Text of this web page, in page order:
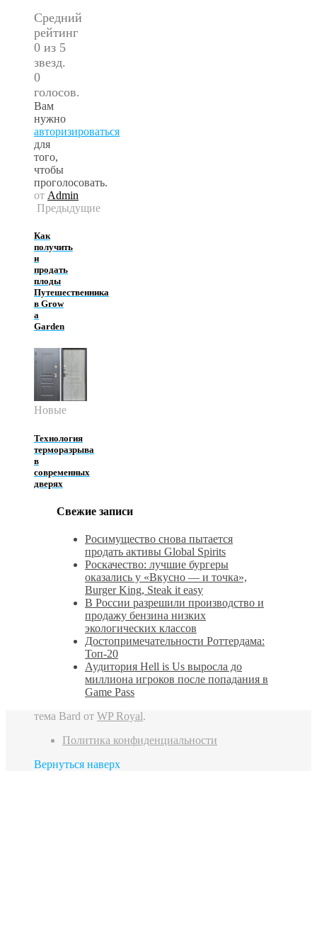
Средний
рейтинг
0 из 5
звезд.
0
голосов.
Вам
нужно
авторизироваться
для
того,
чтобы
проголосовать.
от Admin
Предыдущие
Как
получить
и
продать
плоды
Путешественника
в Grow
a
Garden
Новые
Технология
терморазрыва
в
современных
дверях
Свежие записи
Росимущество снова пытается
продать активы Global Spirits
Роскачество: лучшие бургеры
оказались у «Вкусно — и точка»,
Burger King, Steak it easy
В России разрешили производство и
продажу бензина низких
экологических классов
Достопримечательности Роттердама:
Топ-20
Аудитория Hell is Us выросла до
миллиона игроков после попадания в
Game Pass
тема Bard от WP Royal.
Политика конфиденциальности
Вернуться наверх